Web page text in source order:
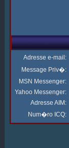
Adresse e-mail:
Message Priv�:
MSN Messenger:
Yahoo Messenger:
Adresse AIM:
Num�ro ICQ: